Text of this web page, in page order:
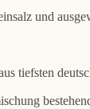
und
tiefsten